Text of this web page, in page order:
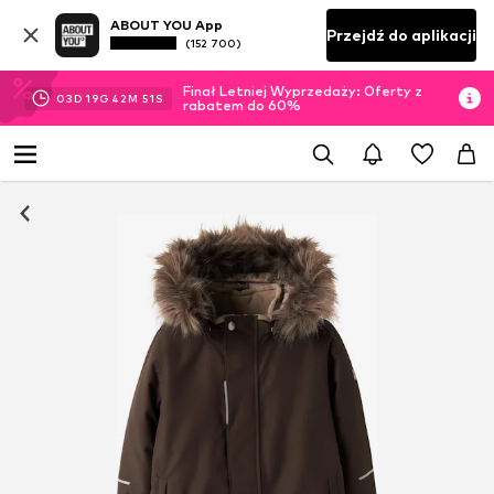
ABOUT YOU App
(152 700) Przejdź do aplikacji
03D 19G 42M 51 S
Finał Letniej Wyprzedaży: Oferty z
rabatem do 60%